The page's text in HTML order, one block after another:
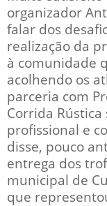
organizador
falar dos
realização da
à comunidade
acolhendo os
parceria com
Corrida Rústica
profissional e
disse, pouco
entrega dos
municipal de
que